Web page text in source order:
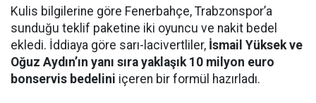
Kulis bilgilerine göre Fenerbahçe, Trabzonspor’a
sunduğu teklif paketine iki oyuncu ve nakit bedel
ekledi. İddiaya göre sarı-lacivertliler, İsmail Yüksek ve
Oğuz Aydın’ın yanı sıra yaklaşık 10 milyon euro
bonservis bedelini içeren bir formül hazırladı.